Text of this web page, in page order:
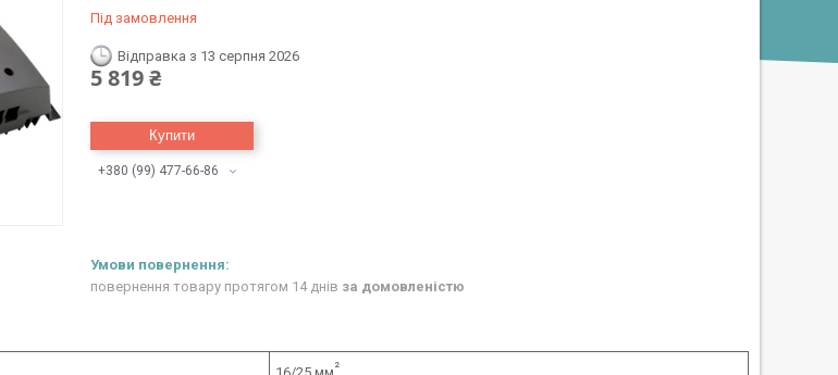
Під замовлення
Відправка з 13 серпня 2026
5 819 ₴
Купити
+380 (99) 477-66-86
повернення товару протягом 14 днів за домовленістю
²